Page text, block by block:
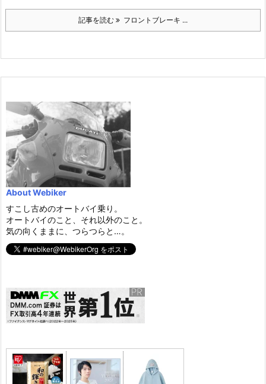
記事を読む フロントブレーキ ...
About Webiker
すこし古めのオートバイ乗り。
オートバイのこと、それ以外のこと。
気の向くままに、つらつらと…。